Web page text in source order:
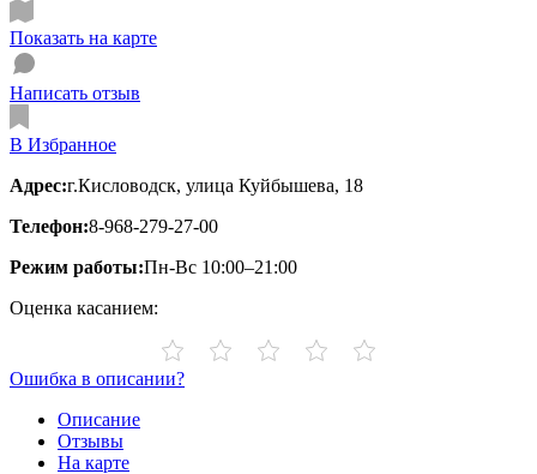
Показать на карте
Написать отзыв
В Избранное
Адрес:г.Кисловодск, улица Куйбышева, 18
Телефон:8-968-279-27-00
Режим работы:Пн-Вс 10:00–21:00
Оценка касанием:
Ошибка в описании?
Описание
Отзывы
На карте